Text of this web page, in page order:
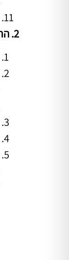
2. הרשמה לאתר